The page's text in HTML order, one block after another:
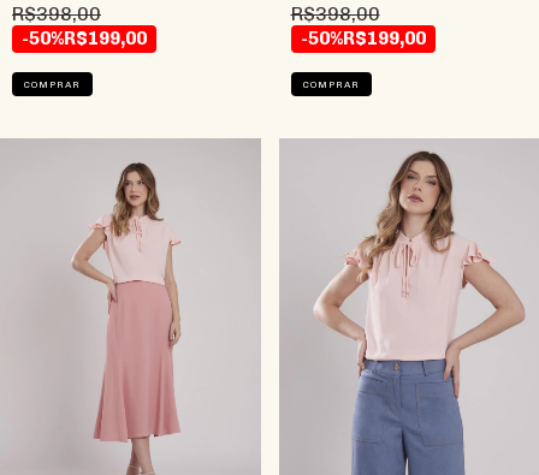
R$398,00
-50%R$199,00
COMPRAR
R$398,00
-50%R$199,00
COMPRAR